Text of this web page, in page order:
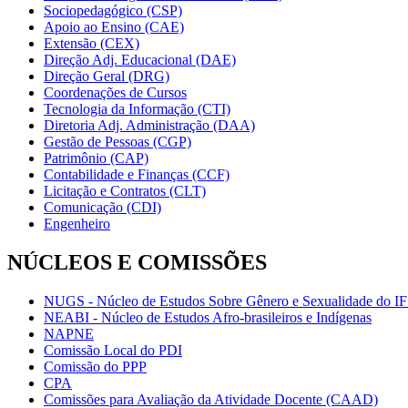
Sociopedagógico (CSP)
Apoio ao Ensino (CAE)
Extensão (CEX)
Direção Adj. Educacional (DAE)
Direção Geral (DRG)
Coordenações de Cursos
Tecnologia da Informação (CTI)
Diretoria Adj. Administração (DAA)
Gestão de Pessoas (CGP)
Patrimônio (CAP)
Contabilidade e Finanças (CCF)
Licitação e Contratos (CLT)
Comunicação (CDI)
Engenheiro
NÚCLEOS E COMISSÕES
NUGS - Núcleo de Estudos Sobre Gênero e Sexualidade do
NEABI - Núcleo de Estudos Afro-brasileiros e Indígenas
NAPNE
Comissão Local do PDI
Comissão do PPP
CPA
Comissões para Avaliação da Atividade Docente (CAAD)